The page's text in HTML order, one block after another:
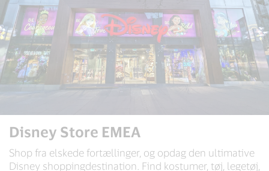
Disney Store EMEA
Shop fra elskede fortællinger, og opdag den ultimative
Disney shoppingdestination. Find kostumer, tøj, legetøj,